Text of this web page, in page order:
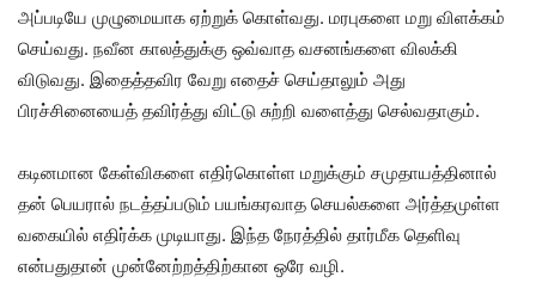
அப்படியே முழுமையாக ஏற்றுக் கொள்வது. மரபுகளை மறு விளக்கம்
செய்வது. நவீன காலத்துக்கு ஒவ்வாத வசனங்களை விலக்கி
விடுவது. இதைத்தவிர வேறு எதைச் செய்தாலும் அது
பிரச்சினையைத் தவிர்த்து விட்டு சுற்றி வளைத்து செல்வதாகும்.
கடினமான கேள்விகளை எதிர்கொள்ள மறுக்கும் சமுதாயத்தினால்
தன் பெயரால் நடத்தப்படும் பயங்கரவாத செயல்களை அர்த்தமுள்ள
வகையில் எதிர்க்க முடியாது. இந்த நேரத்தில் தார்மீக தெளிவு
என்பதுதான் முன்னேற்றத்திற்கான ஒரே வழி.